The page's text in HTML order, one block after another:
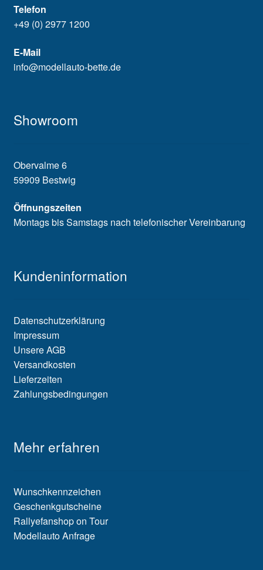
Telefon
+49 (0) 2977 1200
E-Mail
info@modellauto-bette.de
Showroom
Obervalme 6
59909 Bestwig
Öffnungszeiten
Montags bis Samstags nach telefonischer Vereinbarung
Kundeninformation
Datenschutzerklärung
Impressum
Unsere AGB
Versandkosten
Lieferzeiten
Zahlungsbedingungen
Mehr erfahren
Wunschkennzeichen
Geschenkgutscheine
Rallyefanshop on Tour
Modellauto Anfrage